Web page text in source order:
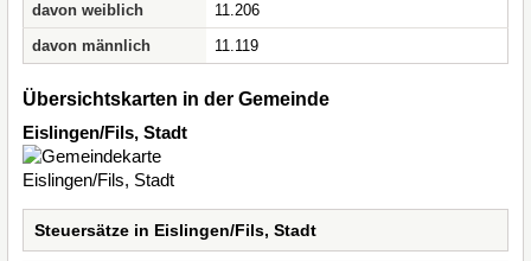
davon weiblich
11.206
davon männlich
11.119
Übersichtskarten in der Gemeinde
Eislingen/Fils, Stadt
Steuersätze in Eislingen/Fils, Stadt